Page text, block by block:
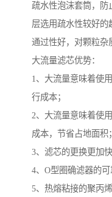
疏水性泡沫套筒，防
层选用疏水性较好的
通过性好，对颗粒杂
大流量滤芯优势：
1、大流量意味着使
行成本；
2、大流量意味着使
成本，节省占地面积；
3、滤芯的更换更加快
4、O型圈确滤器的可
5、热熔粘接的聚丙